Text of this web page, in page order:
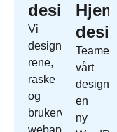
design
Vi
designer
rene,
raske
og
brukervennlige
webapper
Teamet
vårt
designer
en
ny